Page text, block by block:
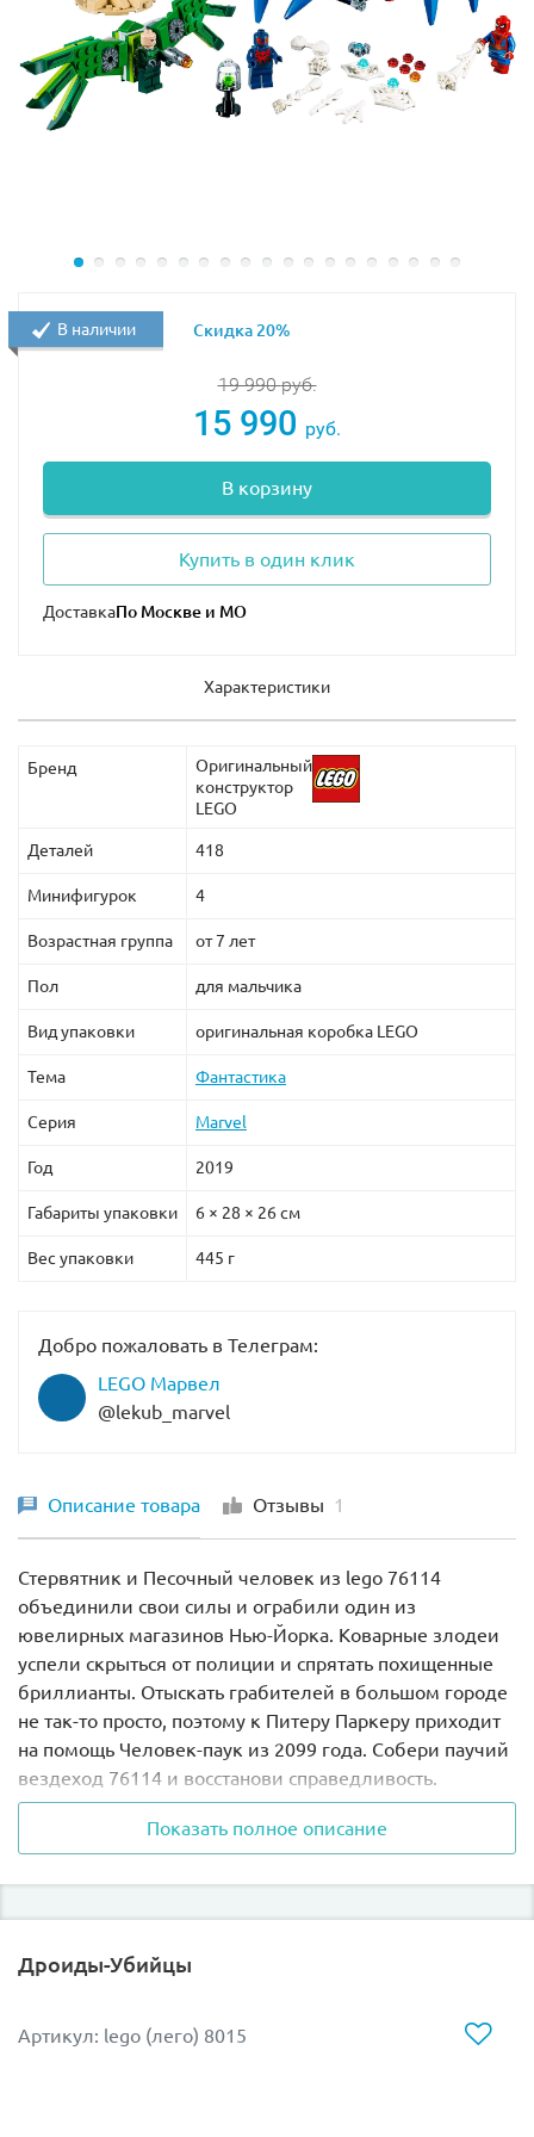
Размер разрушителя Анакондрай в собранном виде
составляет10х30х16 см.
Также в наборе Лего 70745 Вы найдёте 2
19 990руб.
15 990 руб.
В корзину
Купить в один клик
Доставка
В наличии Скидка 20%
Характеристики
Бренд
Оригинальный
конструктор
LEGO
Деталей 418
Минифигурок 4
Возрастная группа от 7 лет
Пол для мальчика
Вид упаковки оригинальная коробка LEGO
Тема Фантастика
Серия Marvel
Год 2019
Габариты упаковки 6 × 28 × 26 см
Вес упаковки 445 г
Добро пожаловать в Телеграм:
LEGO Марвел
@lekub_marvel
Описание товара Отзывы 1
Стервятник и Песочный человек из lego 76114
объединили свои силы и ограбили один из
ювелирных магазинов Нью-Йорка. Коварные злодеи
успели скрыться от полиции и спрятать похищенные
бриллианты. Отыскать грабителей в большом городе
не так-то просто, поэтому к Питеру Паркеру приходит
на помощь Человек-паук из 2099 года. Собери паучий
вездеход 76114 и восстанови справедливость.
Восемь лап паучьего вездехода 76114 из серии Super
Heroes имитируют движения настоящего паука.
Каждая его лапа сопряжена с остальными, поэтому
при движении робота задействованы все конечности.
которых стреляет паутиной, а вторая - пауками.
цветов, как и костюм Питера Паркера.
Показать полное описание
Дроиды-Убийцы
Артикул: lego (лего) 8015